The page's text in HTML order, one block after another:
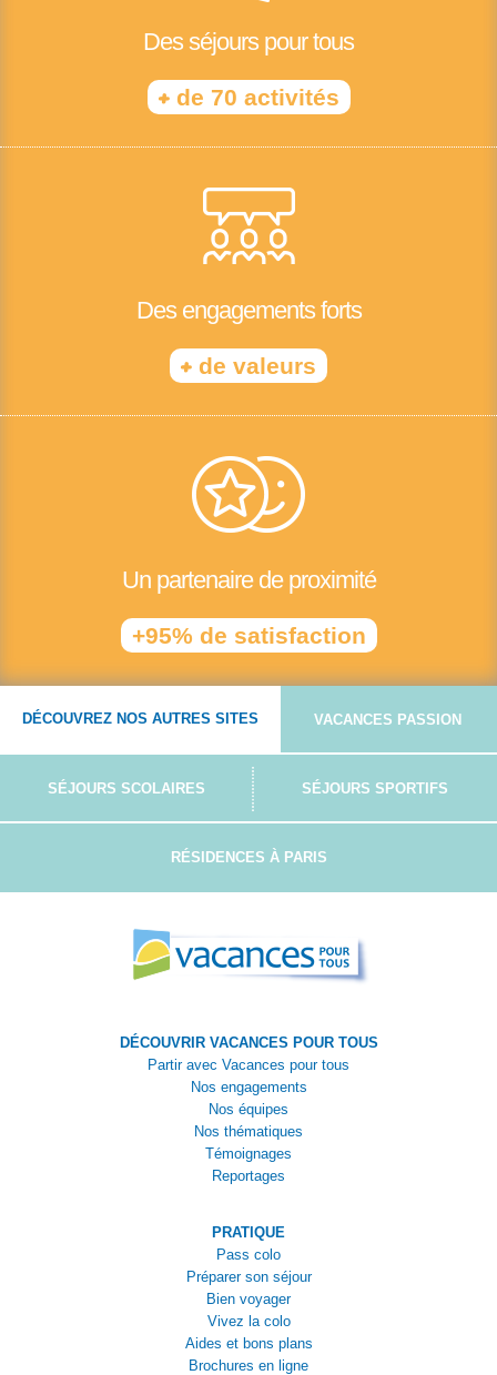
Des séjours pour tous
+de 70 activités
Des engagements forts
+ de valeurs
Un partenaire de proximité
+95% de satisfaction
DÉCOUVREZ NOS AUTRES SITES VACANCES PASSION
SÉJOURS SCOLAIRES SÉJOURS SPORTIFS
RÉSIDENCES À PARIS
DÉCOUVRIR VACANCES POUR TOUS
Partir avec Vacances pour tous
Nos engagements
Nos équipes
Nos thématiques
Témoignages
Reportages
PRATIQUE
Pass colo
Préparer son séjour
Bien voyager
Vivez la colo
Aides et bons plans
Brochures en ligne